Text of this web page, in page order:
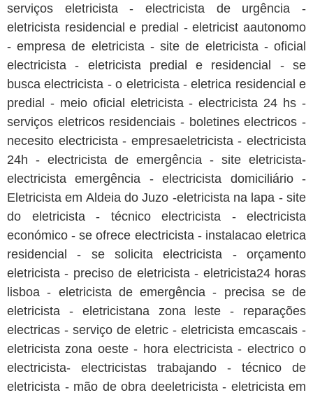
serviços eletricista - electricista de urgência -
eletricista residencial e predial - eletricist aautonomo
- empresa de eletricista - site de eletricista - oficial
electricista - eletricista predial e residencial - se
busca electricista - o eletricista - eletrica residencial e
predial - meio oficial eletricista - electricista 24 hs -
serviços eletricos residenciais - boletines electricos -
necesito electricista - empresaeletricista - electricista
24h - electricista de emergência - site eletricista-
electricista emergência - electricista domiciliário -
Eletricista em Aldeia do Juzo -eletricista na lapa - site
do eletricista - técnico electricista - electricista
económico - se ofrece electricista - instalacao eletrica
residencial - se solicita electricista - orçamento
eletricista - preciso de eletricista - eletricista24 horas
lisboa - eletricista de emergência - precisa se de
eletricista - eletricistana zona leste - reparações
electricas - serviço de eletric - eletricista emcascais -
eletricista zona oeste - hora electricista - electrico o
electricista- electricistas trabajando - técnico de
eletricista - mão de obra deeletricista - eletricista em